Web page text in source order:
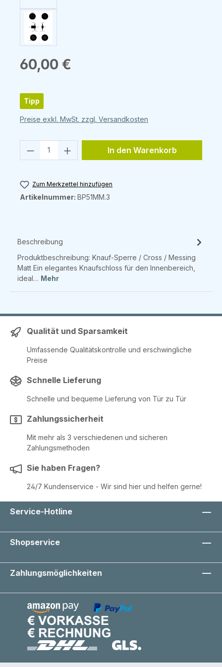
Regulärer Preis:
60,00 €
Tipp
Preise exkl. MwSt. zzgl. Versandkosten
Produkt Anzahl: Gib den
In den Warenkorb
Zum Merkzettel hinzufügen
Artikelnummer: BP51MM.3
Beschreibung
Produktbeschreibung: Knauf-Sperre / Cross / Messing
Matt Ein elegantes Knaufschloss für den Innenbereich,
ideal… Mehr
Qualität und Sparsamkeit
Umfassende Qualitätskontrolle und erschwingliche
Preise
Schnelle Lieferung
Schnelle und bequeme Lieferung von Tür zu Tür
Zahlungssicherheit
Mit mehr als 3 verschiedenen und sicheren
Zahlungsmethoden
Sie haben Fragen?
24/7 Kundenservice - Wir sind hier und helfen gerne!
Service-Hotline
Shopservice
Zahlungsmöglichkeiten